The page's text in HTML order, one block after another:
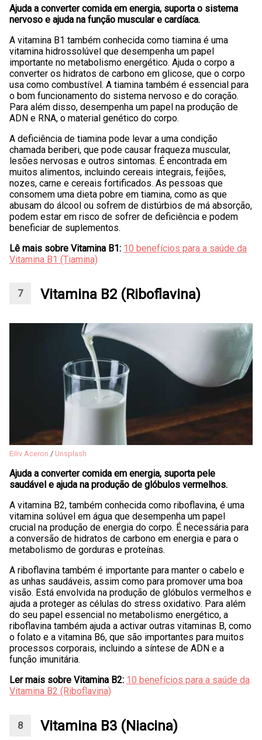
Ajuda a converter comida em energia, suporta o sistema
nervoso e ajuda na função muscular e cardíaca.
A vitamina B1 também conhecida como tiamina é uma
vitamina hidrossolúvel que desempenha um papel
importante no metabolismo energético. Ajuda o corpo a
converter os hidratos de carbono em glicose, que o corpo
usa como combustível. A tiamina também é essencial para
o bom funcionamento do sistema nervoso e do coração.
Para além disso, desempenha um papel na produção de
ADN e RNA, o material genético do corpo.
A deficiência de tiamina pode levar a uma condição
chamada beriberi, que pode causar fraqueza muscular,
lesões nervosas e outros sintomas. É encontrada em
muitos alimentos, incluindo cereais integrais, feijões,
nozes, carne e cereais fortificados. As pessoas que
consomem uma dieta pobre em tiamina, como as que
abusam do álcool ou sofrem de distúrbios de má absorção,
podem estar em risco de sofrer de deficiência e podem
beneficiar de suplementos.
Lê mais sobre Vitamina B1: 10 benefícios para a saúde da
Vitamina B1 (Tiamina)
Vitamina B2 (Riboflavina)
Eiliv Aceron / Unsplash
Ajuda a converter comida em energia, suporta pele
saudável e ajuda na produção de glóbulos vermelhos.
A vitamina B2, também conhecida como riboflavina, é uma
vitamina solúvel em água que desempenha um papel
crucial na produção de energia do corpo. É necessária para
a conversão de hidratos de carbono em energia e para o
metabolismo de gorduras e proteínas.
A riboflavina também é importante para manter o cabelo e
as unhas saudáveis, assim como para promover uma boa
visão. Está envolvida na produção de glóbulos vermelhos e
ajuda a proteger as células do stress oxidativo. Para além
do seu papel essencial no metabolismo energético, a
riboflavina também ajuda a activar outras vitaminas B, como
o folato e a vitamina B6, que são importantes para muitos
processos corporais, incluindo a síntese de ADN e a
função imunitária.
Ler mais sobre Vitamina B2: 10 benefícios para a saúde da
Vitamina B2 (Riboflavina)
Vitamina B3 (Niacina)